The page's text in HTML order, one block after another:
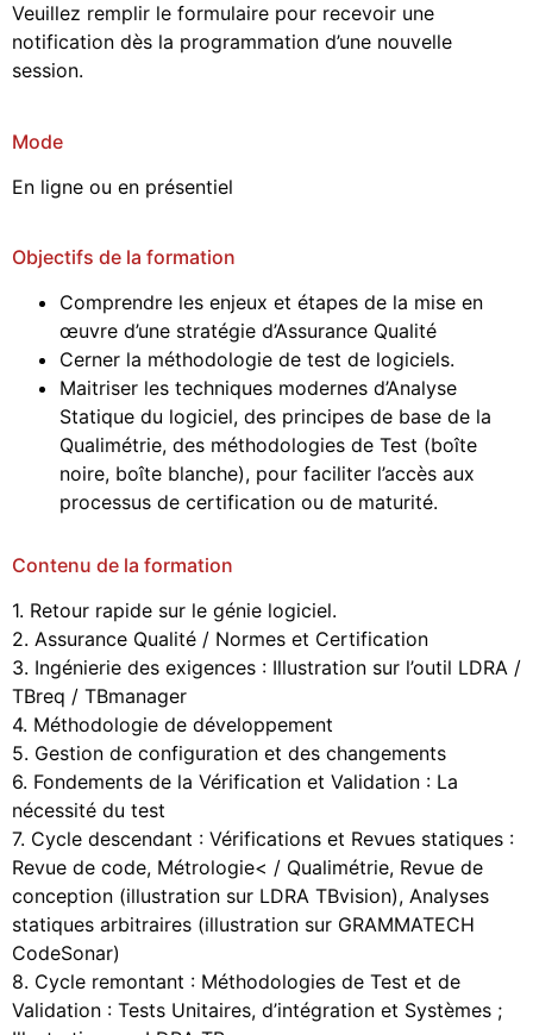
Veuillez remplir le formulaire pour recevoir une
notification dès la programmation d’une nouvelle
session.
Mode
En ligne ou en présentiel
Objectifs de la formation
Comprendre les enjeux et étapes de la mise en
œuvre d’une stratégie d’Assurance Qualité
Cerner la méthodologie de test de logiciels.
Maitriser les techniques modernes d’Analyse
Statique du logiciel, des principes de base de la
Qualimétrie, des méthodologies de Test (boîte
noire, boîte blanche), pour faciliter l’accès aux
processus de certification ou de maturité.
Contenu de la formation
1. Retour rapide sur le génie logiciel.
2. Assurance Qualité / Normes et Certification
3. Ingénierie des exigences : Illustration sur l’outil LDRA /
TBreq / TBmanager
4. Méthodologie de développement
5. Gestion de configuration et des changements
6. Fondements de la Vérification et Validation : La
nécessité du test
7. Cycle descendant : Vérifications et Revues statiques :
Revue de code, Métrologie< / Qualimétrie, Revue de
conception (illustration sur LDRA TBvision), Analyses
statiques arbitraires (illustration sur GRAMMATECH
CodeSonar)
8. Cycle remontant : Méthodologies de Test et de
Validation : Tests Unitaires, d’intégration et Systèmes ;